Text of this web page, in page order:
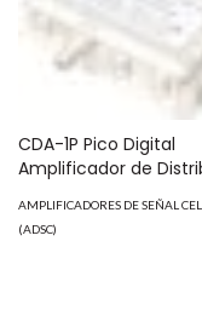
CDA-1P Pico Digital
Amplificador de
de 15 dB - Potente y
compacto, Ideal para
mejorar la señal -
AMPLIFICADORES DE SEÑAL
(ADSC)